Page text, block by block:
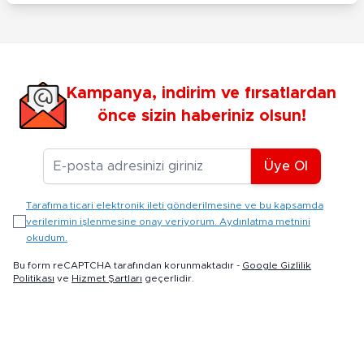
Kampanya, indirim ve fırsatlardan
önce sizin haberiniz olsun!
E-posta Adresiniz
Üye Ol
Tarafıma ticari elektronik ileti gönderilmesine ve bu kapsamda
verilerimin işlenmesine onay veriyorum. Aydınlatma metnini
okudum.
Bu form reCAPTCHA tarafından korunmaktadır - Google Gizlilik
Politikası ve Hizmet Şartları geçerlidir.